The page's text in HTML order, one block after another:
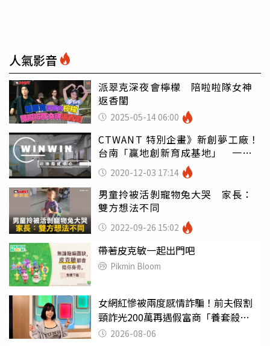
人氣影音
派翠克深夜會檸檬 陪啦啦隊女神
返香閨
2025-05-14 06:00
CTWANT 特別企畫》新創夢工廠！
台南「贏地創新育成基地」 一站
式創意服務運用廣
2020-12-03 17:14
男童拎被活剝寵物兔大哭 家長：
雙方想法不同
2022-09-26 15:02
帶著皮克敏一起出門吧
Pikmin Bloom
女網紅慘被兩度感情詐騙！前夫假割
頸詐光200萬再遇假富商「養套殺
2000萬」
2026-08-06